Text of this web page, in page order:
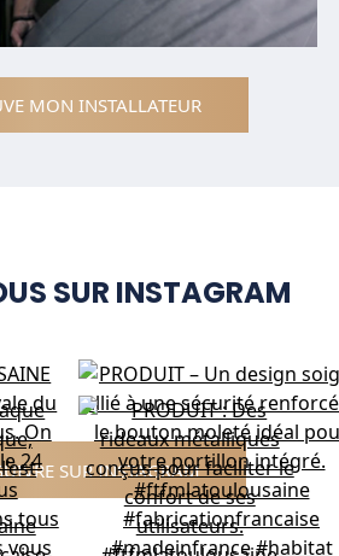
MON INSTALLATEUR
SUR INSTAGRAM
SUR INSTAGRAM